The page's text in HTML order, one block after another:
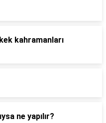
kahramanları
ne yapılır?